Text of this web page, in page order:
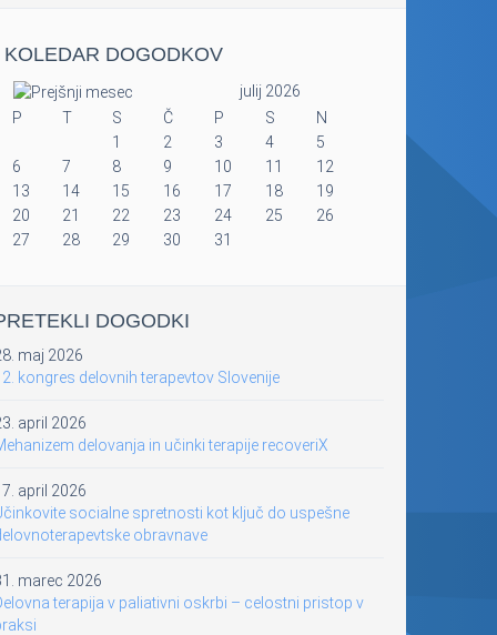
KOLEDAR DOGODKOV
julij 2026
P
T S Č P S
N
1
2 3 4
5
6
7 8 9 10 11
12
13
14 15 16 17 18
19
20
21 22 23 24 25
26
27
28 29 30 31
DOGODKI
maj 2026
kongres delovnih terapevtov Slovenije
april 2026
delovanja in učinki terapije recoveriX
april 2026
socialne spretnosti kot ključ do uspešne
obravnave
marec 2026
terapija v paliativni oskrbi – celostni pristop v